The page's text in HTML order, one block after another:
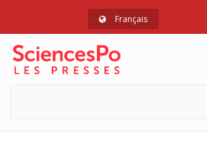
Français